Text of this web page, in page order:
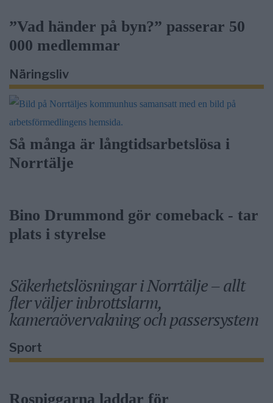
”Vad händer på byn?” passerar 50
000 medlemmar
Näringsliv
Så många är långtidsarbetslösa i
Norrtälje
Bino Drummond gör comeback - tar
plats i styrelse
Säkerhetslösningar i Norrtälje – allt
fler väljer inbrottslarm,
kameraövervakning och passersystem
Sport
Rospiggarna laddar för